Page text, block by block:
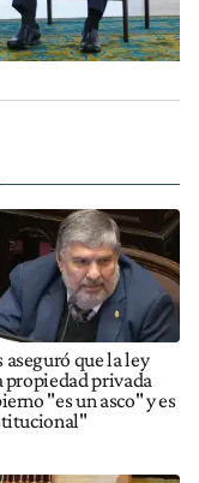
aseguró que la ley
propiedad privada
"es un asco" y es